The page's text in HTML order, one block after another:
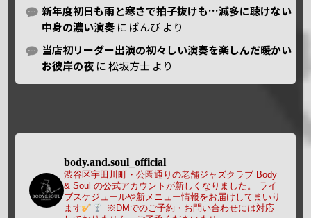
新年度初日も雨と寒さで拍子抜けも…滅多に聴けない
中身の濃い演奏 に ばんび より
当店初リーダー出演の初々しい演奏を楽しんだ暖かい
お彼岸の夜 に松坂方士 より
body.and.soul_official
渋谷区宇田川町・公園通りの老舗ジャズクラブ Body
& Soul の公式アカウントが新しくなりました。
ライ
ブスケジュールや新メニュー情報をお届けしてまいり
ます
※DMでのご予約・お問い合わせには対応